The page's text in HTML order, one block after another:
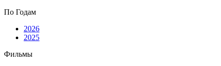
По Годам
2026
2025
Фильмы